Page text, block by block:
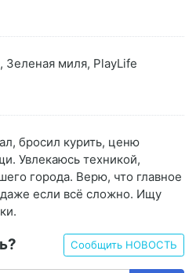
Зеленая миля, PlayLife
бросил курить, ценю
Увлекаюсь техникой,
города. Верю, что главное
если всё сложно. Ищу
Сообщить НОВОСТЬ